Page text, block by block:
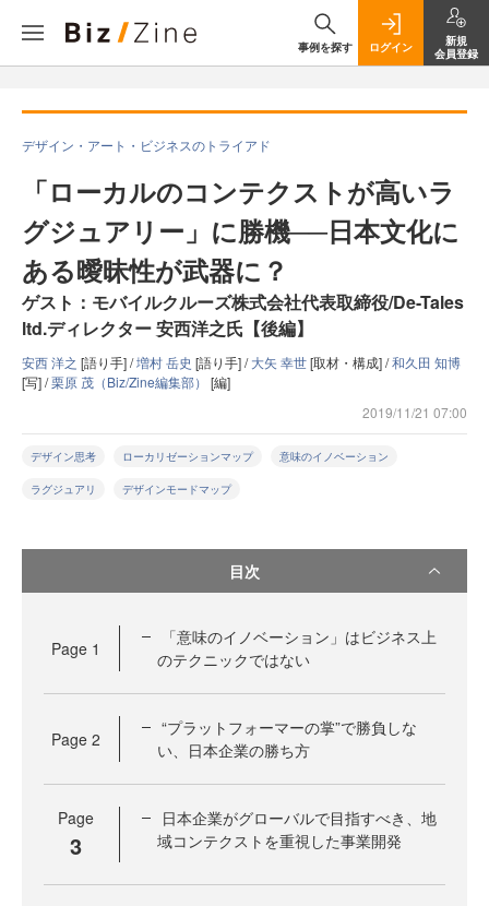
事例を探す ログイン
新規
会員登録
デザイン・アート・ビジネスのトライアド
「ローカルのコンテクストが高いラ
グジュアリー」に勝機──日本文化に
ある曖昧性が武器に？
ゲスト：モバイルクルーズ株式会社代表取締役/De-Tales
ltd.ディレクター 安西洋之氏【後編】
安西 洋之 [語り手] /増村 岳史 [語り手] /大矢 幸世[取材・構成] /和久田 知博
[写] /栗原 茂（Biz/Zine編集部） [編]
2019/11/21 07:00
デザイン思考 ローカリゼーションマップ 意味のイノベーション
ラグジュアリ デザインモードマップ
目次
Page 1
「意味のイノベーション」はビジネス上
のテクニックではない
Page 2
“プラットフォーマーの掌”で勝負しな
い、日本企業の勝ち方
Page
3
日本企業がグローバルで目指すべき、地
域コンテクストを重視した事業開発